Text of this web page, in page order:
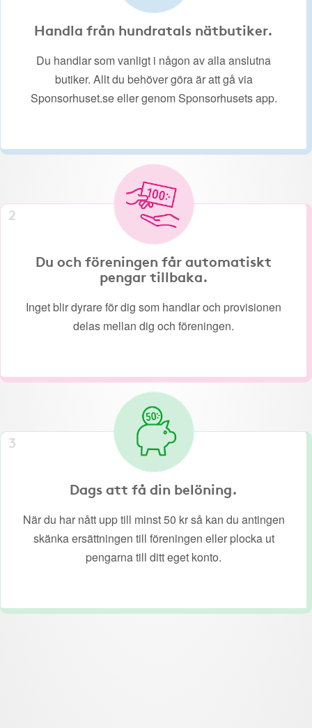
Handla från hundratals nätbutiker.
Du handlar som vanligt i någon av alla anslutna
butiker. Allt du behöver göra är att gå via
Sponsorhuset.se eller genom Sponsorhusets app.
2
Du och föreningen får automatiskt
pengar tillbaka.
Inget blir dyrare för dig som handlar och provisionen
delas mellan dig och föreningen.
3
Dags att få din belöning.
När du har nått upp till minst 50 kr så kan du antingen
skänka ersättningen till föreningen eller plocka ut
pengarna till ditt eget konto.